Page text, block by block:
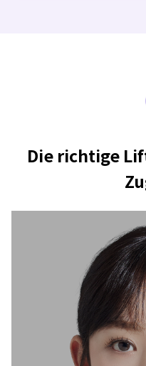
Die richtige